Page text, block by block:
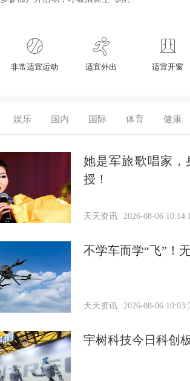
非常适宜运动 适宜外出 适宜开窗
娱乐 国内 国际 体育 健康
她是军旅歌唱家，
授！
天天资讯 2026-08-06
不学车而学“飞”！
天天资讯 2026-08-06
宇树科技今日科创